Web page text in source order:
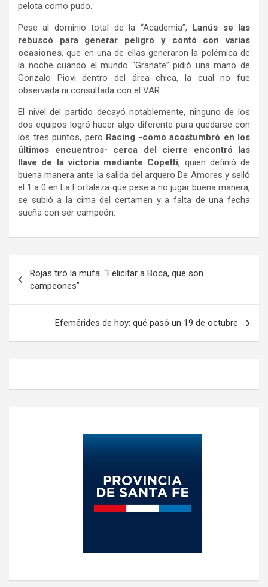
pelota como pudo.
Pese al dominio total de la “Academia”, Lanús se las
rebuscó para generar peligro y contó con varias
ocasiones, que en una de ellas generaron la polémica de
la noche cuando el mundo “Granate” pidió una mano de
Gonzalo Piovi dentro del área chica, la cual no fue
observada ni consultada con el VAR.
El nivel del partido decayó notablemente, ninguno de los
dos equipos logró hacer algo diferente para quedarse con
los tres puntos, pero Racing -como acostumbró en los
últimos encuentros- cerca del cierre encontró las
llave de la victoria mediante Copetti, quien definió de
buena manera ante la salida del arquero De Amores y selló
el 1 a 0 en La Fortaleza que pese a no jugar buena manera,
se subió a la cima del certamen y a falta de una fecha
sueña con ser campeón.
de
entradas
Rojas tiró la mufa: “Felicitar a Boca, que son
campeones”
Efemérides de hoy: qué pasó un 19 de octubre